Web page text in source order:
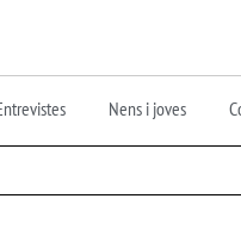
Nens i joves